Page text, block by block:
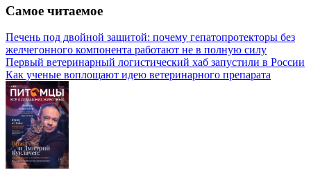
Самое читаемое
Печень под двойной защитой: почему гепатопротекторы без
желчегонного компонента работают не в полную силу
Первый ветеринарный логистический хаб запустили в России
Как ученые воплощают идею ветеринарного препарата